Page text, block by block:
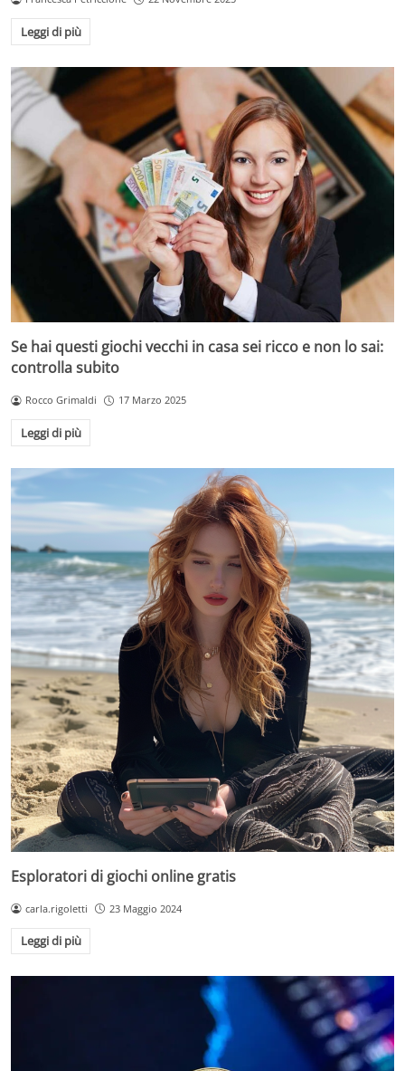
Leggi di più
Se hai questi giochi vecchi in casa sei ricco e non lo sai:
controlla subito
Rocco Grimaldi 17 Marzo 2025
Leggi di più
Esploratori di giochi online gratis
carla.rigoletti 23 Maggio 2024
Leggi di più